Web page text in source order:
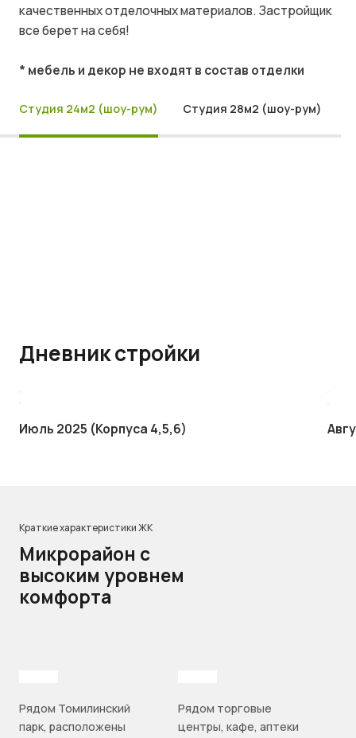
качественных отделочных материалов. Застройщик
все берет на себя!
* мебель и декор не входят в состав отделки
Студия 24м2 (шоу-рум) Студия 28м2 (шоу-рум)
Дневник стройки
Июль 2025 (Корпуса 4,5,6)
Краткие характеристики ЖК
Микрорайон с
высоким уровнем
комфорта
Рядом Томилинский
парк, расположены
Рядом торговые
центры, кафе, аптеки